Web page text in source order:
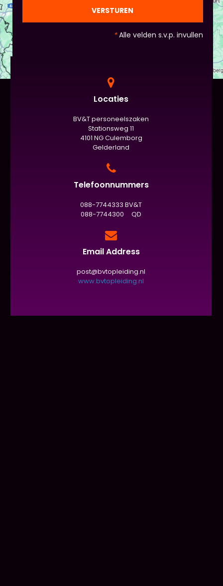
officiële/vaste werkvorm zijn. Voor beginners is het
nog met spiekbriefje). - Vergeet het
evaluatieformulier niet :)
VERSTUREN
*Alle velden s.v.p. invullen
Locaties
BV&T personeelszaken
Stationsweg 11
4101 NG Culemborg
Gelderland
Telefoonnummers
088-7744333 BV&T
088-7744300 QD
Email Address
post@bvtopleiding.nl
www.bvtopleiding.nl